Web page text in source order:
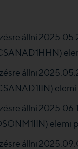
állni
állni
elemi
állni
elemi
állni